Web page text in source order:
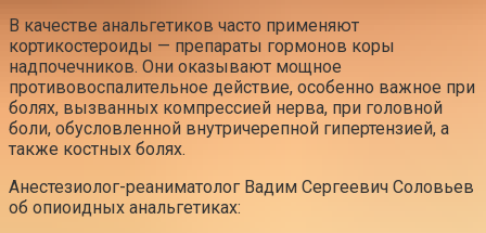
В качестве анальгетиков часто применяют
кортикостероиды — препараты гормонов коры
надпочечников. Они оказывают мощное
противовоспалительное действие, особенно важное при
болях, вызванных компрессией нерва, при головной
боли, обусловленной внутричерепной гипертензией, а
также костных болях.
Анестезиолог-реаниматолог Вадим Сергеевич Соловьев
об опиоидных анальгетиках: